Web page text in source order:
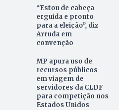
“Estou de cabeça
erguida e pronto
para a eleição”, diz
Arruda em
convenção
MP apura uso de
recursos públicos
em viagem de
servidores da CLDF
para competição nos
Estados Unidos